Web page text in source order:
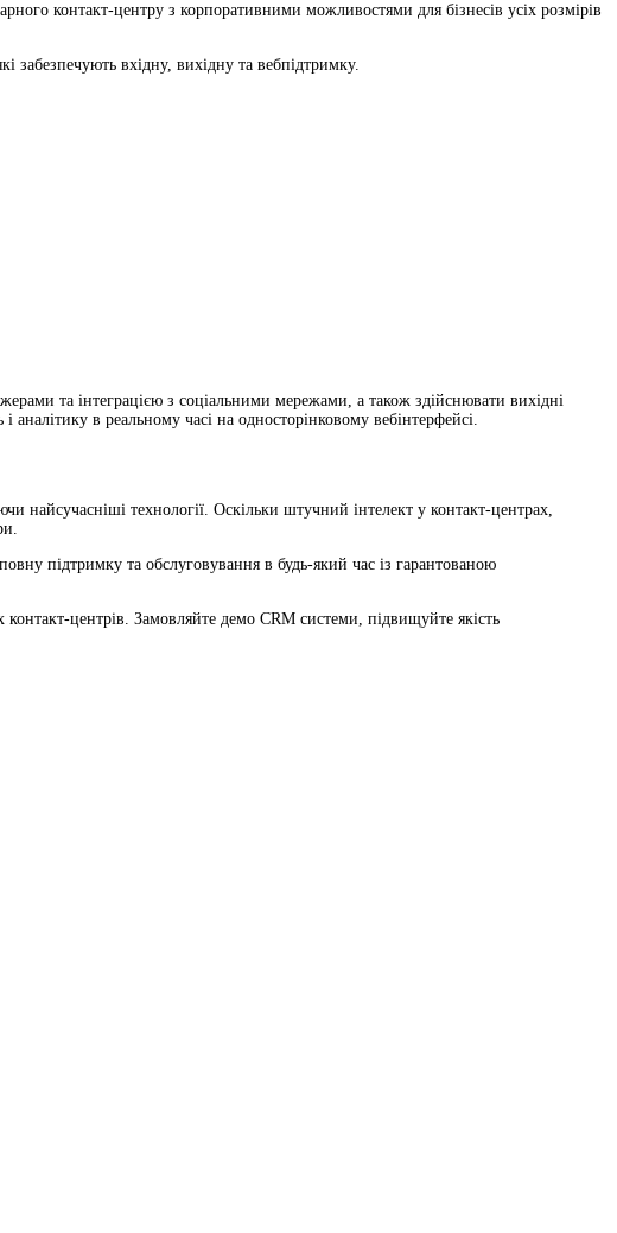
контакт-центру з корпоративними можливостями для бізнесів усіх розмірів
вхідну, вихідну та вебпідтримку.
та інтеграцією з соціальними мережами, а також здійснювати вихідні
аналітику в реальному часі на односторінковому вебінтерфейсі.
технології. Оскільки штучний інтелект у контакт-центрах,
підтримку та обслуговування в будь-який час із гарантованою
центрів. Замовляйте демо CRM системи, підвищуйте якість